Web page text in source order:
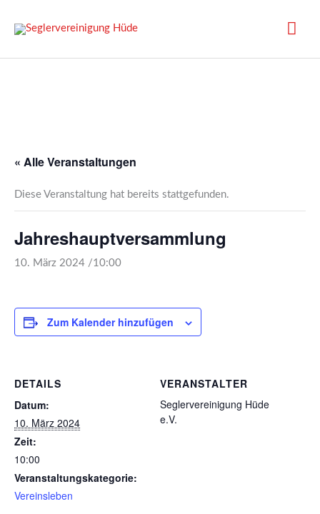
Inhalt
springen
« Alle Veranstaltungen
Diese Veranstaltung hat bereits stattgefunden.
Jahreshauptversammlung
10. März 2024 /10:00
Zum Kalender hinzufügen
DETAILS
Datum:
10. März 2024
Zeit:
10:00
Veranstaltungskategorie:
Vereinsleben
VERANSTALTER
Seglervereinigung Hüde
e.V.